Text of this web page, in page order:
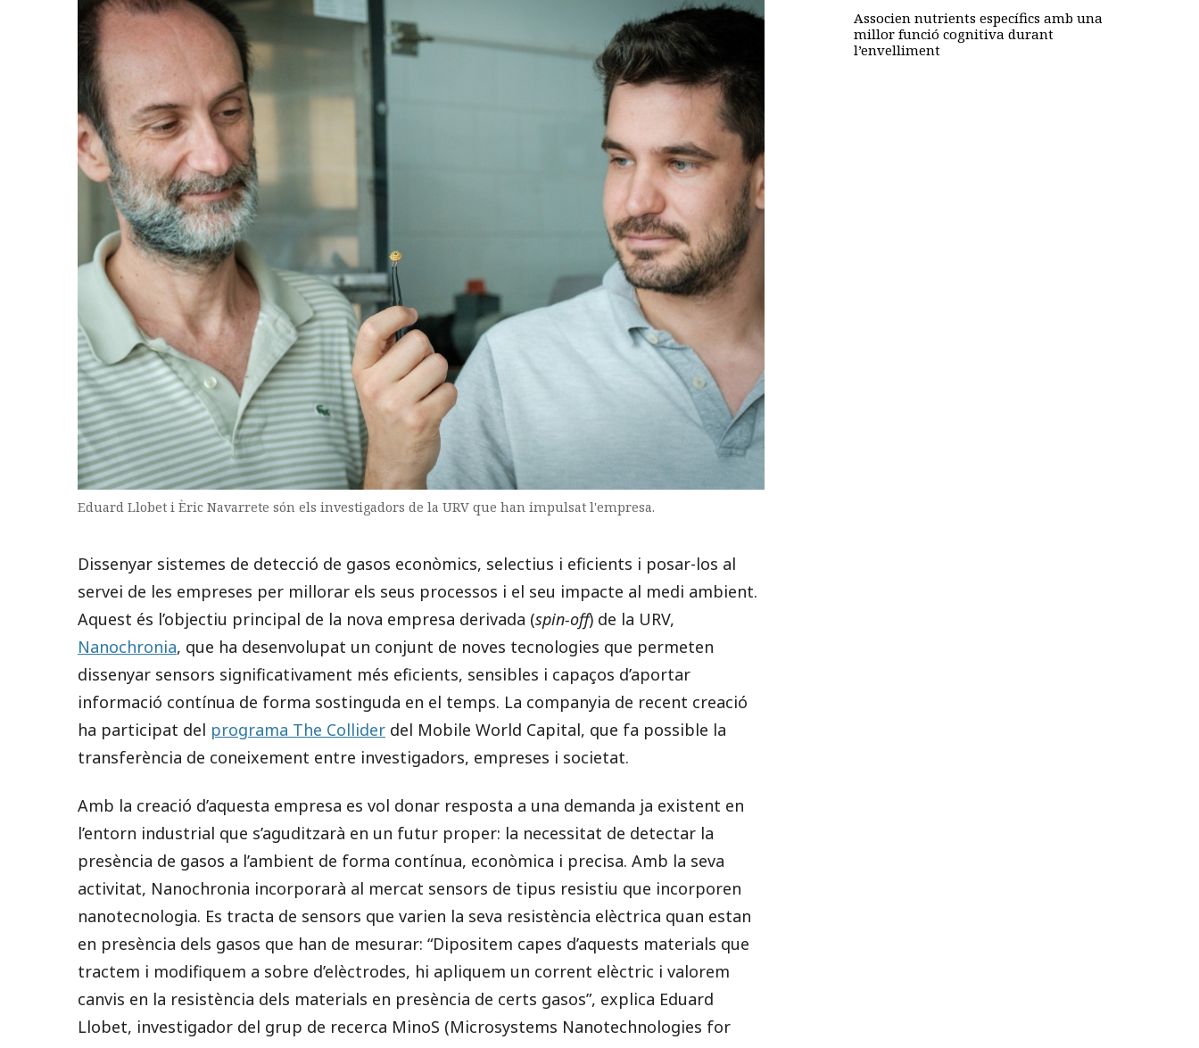
Eduard Llobet i Èric Navarrete són els investigadors de la URV que han impulsat l'empresa.
Dissenyar sistemes de detecció de gasos econòmics, selectius i eficients i posar-los al
servei de les empreses per millorar els seus processos i el seu impacte al medi ambient.
Aquest és l’objectiu principal de la nova empresa derivada (spin-off) de la URV,
Nanochronia, que ha desenvolupat un conjunt de noves tecnologies que permeten
dissenyar sensors significativament més eficients, sensibles i capaços d’aportar
informació contínua de forma sostinguda en el temps. La companyia de recent creació
ha participat del programa The Collider del Mobile World Capital, que fa possible la
transferència de coneixement entre investigadors, empreses i societat.
Amb la creació d’aquesta empresa es vol donar resposta a una demanda ja existent en
l’entorn industrial que s’aguditzarà en un futur proper: la necessitat de detectar la
presència de gasos a l’ambient de forma contínua, econòmica i precisa. Amb la seva
activitat, Nanochronia incorporarà al mercat sensors de tipus resistiu que incorporen
nanotecnologia. Es tracta de sensors que varien la seva resistència elèctrica quan estan
en presència dels gasos que han de mesurar: “Dipositem capes d’aquests materials que
tractem i modifiquem a sobre d’elèctrodes, hi apliquem un corrent elèctric i valorem
canvis en la resistència dels materials en presència de certs gasos”, explica Eduard
Llobet, investigador del grup de recerca MinoS (Microsystems Nanotechnologies for
Associen nutrients específics amb una
millor funció cognitiva durant
l’envelliment